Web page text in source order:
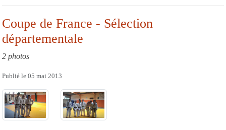
Coupe de France - Sélection
départementale
2 photos
Publié le 05 mai 2013